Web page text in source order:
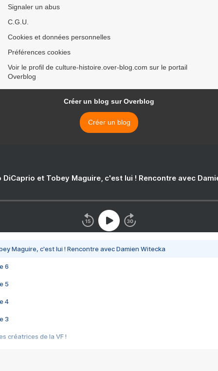
Signaler un abus
C.G.U.
Cookies et données personnelles
Préférences cookies
Voir le profil de culture-histoire.over-blog.com sur le portail
Overblog
Créer un blog sur Overblog
Créer un blog
DiCaprio et Tobey Maguire, c'est lui ! Rencontre avec
Maguire, c'est lui ! Rencontre avec Damien Witecka
6
5
4
3
créatrices de la VF !